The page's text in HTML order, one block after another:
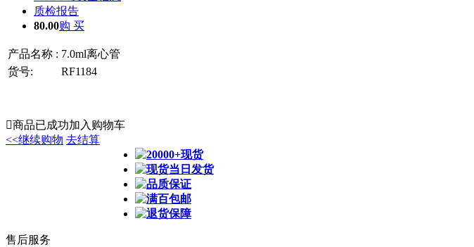
质检报告
80.00购 买
产品名称 : 7.0ml离心管
货号:
RF1184
商品已成功加入购物车
<<继续购物 去结算
20000+现货
现货当日发货
品质保证
满百包邮
退货保障
售后服务